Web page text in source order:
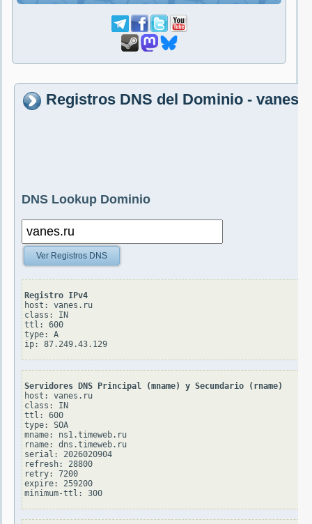
Registros DNS del Dominio -
DNS Lookup Dominio
Ver Registros DNS
Registro IPv4
host: vanes.ru
class: IN
ttl: 600
type: A
Servidores DNS Principal (mname) y Secundario (rname)
host: vanes.ru
class: IN
ttl: 600
type: SOA
mname: ns1.timeweb.ru
rname: dns.timeweb.ru
serial: 2026020904
refresh: 28800
retry: 7200
expire: 259200